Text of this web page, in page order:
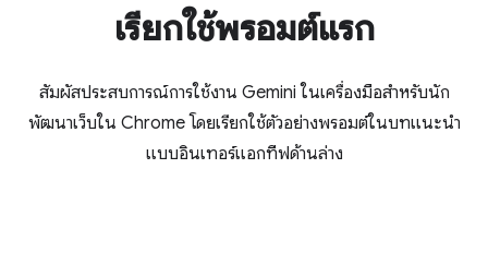
เรียกใช้พรอมต์แรก
สัมผัสประสบการณ์การใช้งาน Gemini ในเครื่องมือสำหรับนัก
พัฒนาเว็บใน Chrome โดยเรียกใช้ตัวอย่างพรอมต์ในบทแนะนำ
แบบอินเทอร์แอกทีฟด้านล่าง